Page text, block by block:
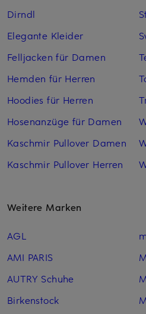
Dirndl
Elegante Kleider
Felljacken für Damen
Hemden für Herren
Hoodies für Herren
Hosenanzüge für Damen
Kaschmir Pullover Damen
Kaschmir Pullover Herren
Weitere Marken
AGL
AMI PARIS
AUTRY Schuhe
Birkenstock